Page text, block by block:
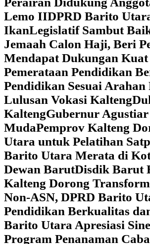
Lemo IIDPRD Barito
IkanLegislatif Sambut
Jemaah Calon Haji, Beri
Mendapat Dukungan
Pemerataan Pendidikan
Pendidikan Sesuai Arahan
Lulusan Vokasi Kalteng
Kalteng‎Gubernur
Muda‎Pemprov Kalteng
Utara untuk Pelatihan
Barito Utara Merata di
Dewan BarutDisdik Barut
Kalteng Dorong
Non-ASN, DPRD Barito
Pendidikan Berkualitas
Barito Utara Apresiasi
Program Penanaman